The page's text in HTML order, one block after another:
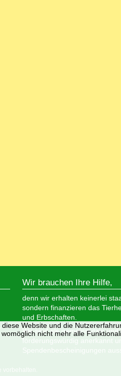
Wir brauchen Ihre Hilfe,
denn wir erhalten keinerlei
sondern finanzieren das
und Erbschaften.
Wir sind als gemeinnützig und
förderungswürdig anerkannt
Spendenbescheinigungen
Website und die
nicht mehr alle